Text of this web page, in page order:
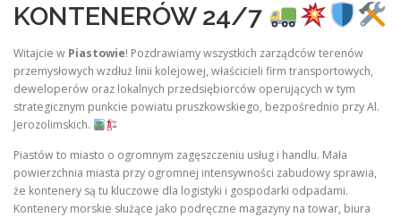
KONTENERÓW 24/7
Witajcie w Piastowie! Pozdrawiamy wszystkich zarządców terenów
przemysłowych wzdłuż linii kolejowej, właścicieli firm transportowych,
deweloperów oraz lokalnych przedsiębiorców operujących w tym
strategicznym punkcie powiatu pruszkowskiego, bezpośrednio przy Al.
Jerozolimskich.
Piastów to miasto o ogromnym zagęszczeniu usług i handlu. Mała
powierzchnia miasta przy ogromnej intensywności zabudowy sprawia,
że kontenery są tu kluczowe dla logistyki i gospodarki odpadami.
Kontenery morskie służące jako podręczne magazyny na towar, biura